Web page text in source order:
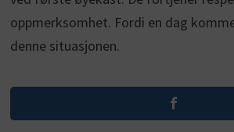
oppmerksomhet. Fordi en dag
denne situasjonen.